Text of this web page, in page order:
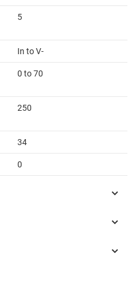
5
In to V-
0 to 70
250
34
0